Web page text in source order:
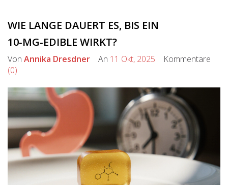
WIE LANGE DAUERT ES, BIS EIN
10‑MG‑EDIBLE WIRKT?
Von Annika Dresdner An 11 Okt, 2025 Kommentare
(0)